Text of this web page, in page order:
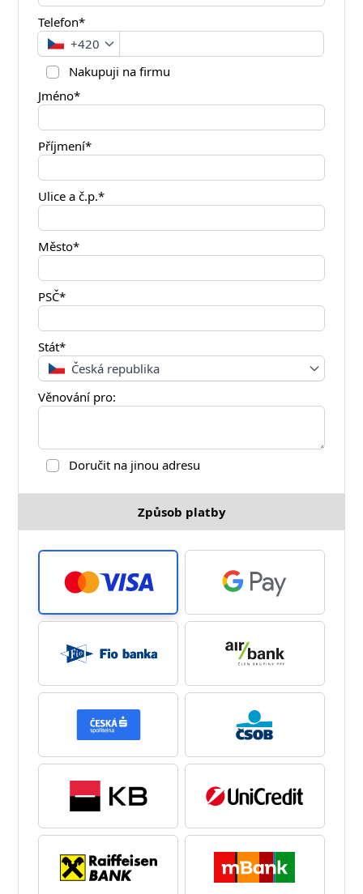
Telefon*
+420
Nakupuji na firmu
Jméno*
Příjmení*
Ulice a č.p.*
Město*
PSČ*
Stát*
Česká republika
Věnování pro:
Doručit na jinou adresu
Způsob platby